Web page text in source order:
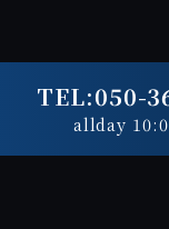
TEL:050-
allday